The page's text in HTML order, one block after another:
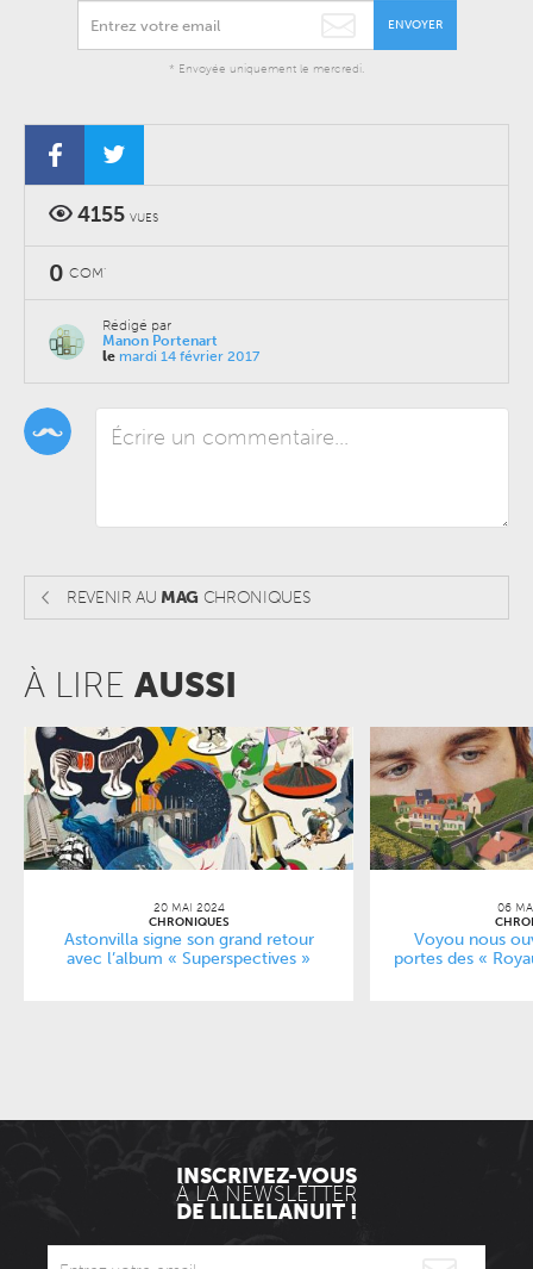
ENVOYER
* Envoyée uniquement le mercredi.
4155 VUES
0 COM'
Rédigé par
Manon Portenart
le mardi 14 février 2017
REVENIR AU MAG CHRONIQUES
À LIRE AUSSI
20 MAI 2024
CHRONIQUES
Astonvilla signe son grand retour
avec l’album « Superspectives »
06
Voyou nous
portes des «
INSCRIVEZ-VOUS
À LA NEWSLETTER
DE LILLELANUIT !